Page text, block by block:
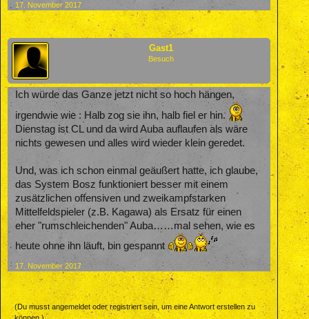
17. November 2017
Gast1
Besuch
Ich würde das Ganze jetzt nicht so hoch hängen,
irgendwie wie : Halb zog sie ihn, halb fiel er hin.
Dienstag ist CL und da wird Auba auflaufen als wäre
nichts gewesen und alles wird wieder klein geredet.
Und, was ich schon einmal geäußert hatte, ich glaube,
das System Bosz funktioniert besser mit einem
zusätzlichen offensiven und zweikampfstarken
Mittelfeldspieler (z.B. Kagawa) als Ersatz für einen
eher "rumschleichenden" Auba……mal sehen, wie es
heute ohne ihn läuft, bin gespannt
17. November 2017
(Du musst angemeldet oder registriert sein, um eine Antwort erstellen zu